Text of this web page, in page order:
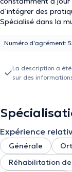
d’intégrer des
Spécialisé dans la
s’agisse de
pour optimiser leur
Numéro d'agrément:
La description a
sur des
Expérience
Générale
Réhabilitation